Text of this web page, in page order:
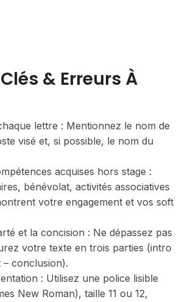
& Erreurs À
lettre : Mentionnez le nom de
visé et, si possible, le nom du
acquises hors stage :
bénévolat, activités associatives
votre engagement et vos soft
et la concision : Ne dépassez pas
votre texte en trois parties (intro
– conclusion).
: Utilisez une police lisible
New Roman), taille 11 ou 12,